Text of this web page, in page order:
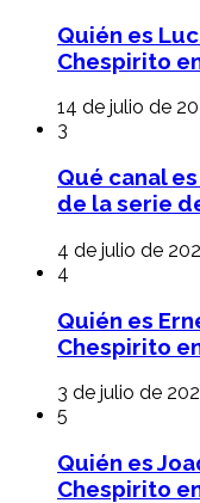
Quién es
Chespirito
14 de julio de
3
Qué canal
de la serie
4 de julio de
4
Quién es
Chespirito
3 de julio de
5
Quién es
Chespirito